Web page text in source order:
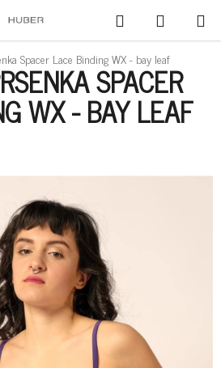
HĽADAŤ
KOŠÍK
Spacer Lace Binding WX - bay leaf
SPACER
WX - BAY LEAF